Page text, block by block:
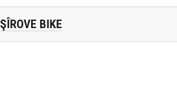
ŞÎROVE BIKE